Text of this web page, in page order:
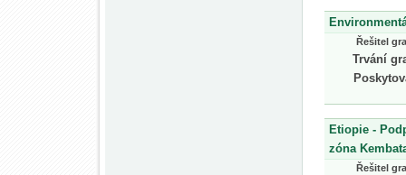
Řešitel
Trvání
Etiopie -
zóna
Řešitel